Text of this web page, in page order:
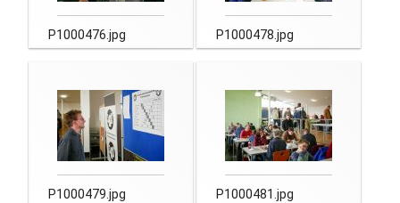
P1000476.jpg P1000478.jpg
P1000479.jpg P1000481.jpg